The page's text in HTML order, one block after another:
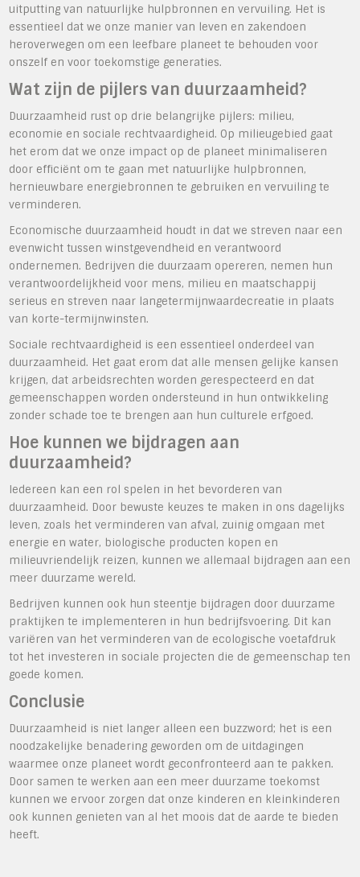
uitputting van natuurlijke hulpbronnen en vervuiling. Het is
essentieel dat we onze manier van leven en zakendoen
heroverwegen om een leefbare planeet te behouden voor
onszelf en voor toekomstige generaties.
Wat zijn de pijlers van duurzaamheid?
Duurzaamheid rust op drie belangrijke pijlers: milieu,
economie en sociale rechtvaardigheid. Op milieugebied gaat
het erom dat we onze impact op de planeet minimaliseren
door efficiënt om te gaan met natuurlijke hulpbronnen,
hernieuwbare energiebronnen te gebruiken en vervuiling te
verminderen.
Economische duurzaamheid houdt in dat we streven naar een
evenwicht tussen winstgevendheid en verantwoord
ondernemen. Bedrijven die duurzaam opereren, nemen hun
verantwoordelijkheid voor mens, milieu en maatschappij
serieus en streven naar langetermijnwaardecreatie in plaats
van korte-termijnwinsten.
Sociale rechtvaardigheid is een essentieel onderdeel van
duurzaamheid. Het gaat erom dat alle mensen gelijke kansen
krijgen, dat arbeidsrechten worden gerespecteerd en dat
gemeenschappen worden ondersteund in hun ontwikkeling
zonder schade toe te brengen aan hun culturele erfgoed.
Hoe kunnen we bijdragen aan
duurzaamheid?
Iedereen kan een rol spelen in het bevorderen van
duurzaamheid. Door bewuste keuzes te maken in ons dagelijks
leven, zoals het verminderen van afval, zuinig omgaan met
energie en water, biologische producten kopen en
milieuvriendelijk reizen, kunnen we allemaal bijdragen aan een
meer duurzame wereld.
Bedrijven kunnen ook hun steentje bijdragen door duurzame
praktijken te implementeren in hun bedrijfsvoering. Dit kan
variëren van het verminderen van de ecologische voetafdruk
tot het investeren in sociale projecten die de gemeenschap ten
goede komen.
Conclusie
Duurzaamheid is niet langer alleen een buzzword; het is een
noodzakelijke benadering geworden om de uitdagingen
waarmee onze planeet wordt geconfronteerd aan te pakken.
Door samen te werken aan een meer duurzame toekomst
kunnen we ervoor zorgen dat onze kinderen en kleinkinderen
ook kunnen genieten van al het moois dat de aarde te bieden
heeft.